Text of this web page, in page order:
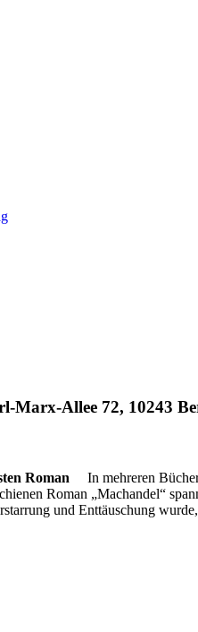
Marx-Allee 72, 10243
Roman In mehreren
Roman „Machandel“
und Enttäuschung